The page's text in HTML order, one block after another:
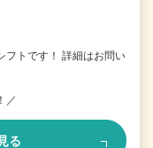
フトです！ 詳細はお問い
／
る